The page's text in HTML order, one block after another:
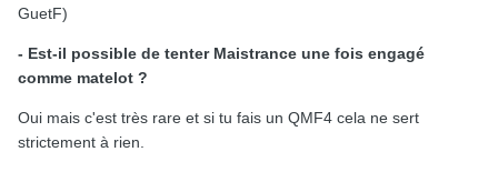
GuetF)
- Est-il possible de tenter Maistrance une fois engagé
comme matelot ?
Oui mais c'est très rare et si tu fais un QMF4 cela ne sert
strictement à rien.